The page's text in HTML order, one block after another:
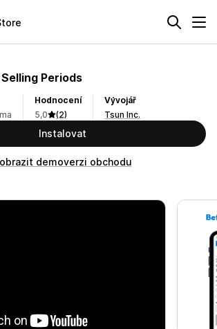
Periods
Hodnocení
5,0
(2)
Vývojář
Tsun Inc.
Instalovat
demoverzi obchodu